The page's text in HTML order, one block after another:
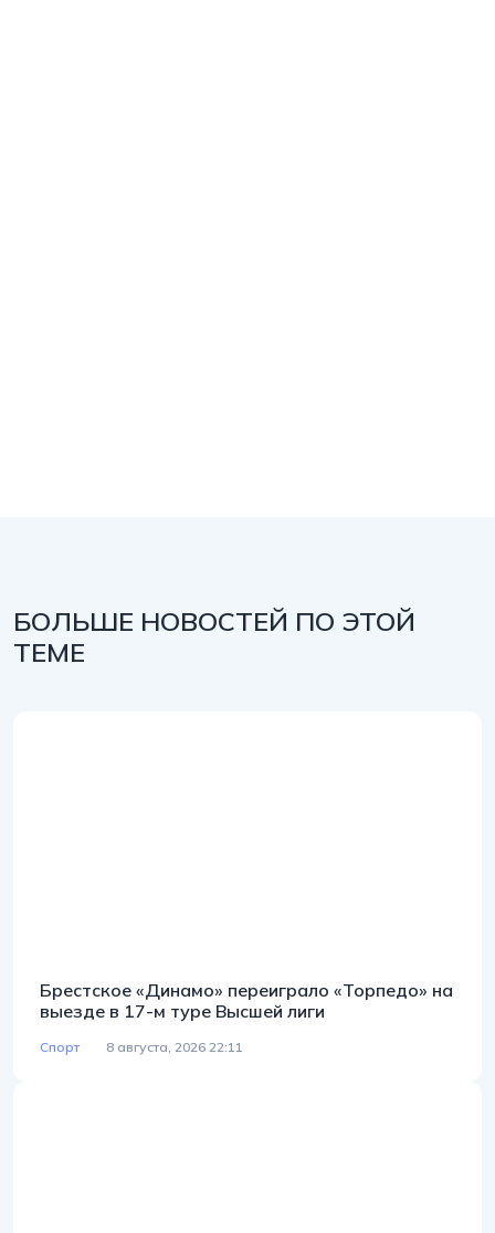
БОЛЬШЕ НОВОСТЕЙ ПО ЭТОЙ
ТЕМЕ
Брестское «Динамо» переиграло «Торпедо» на
выезде в 17-м туре Высшей лиги
Спорт 8 августа, 2026 22:11